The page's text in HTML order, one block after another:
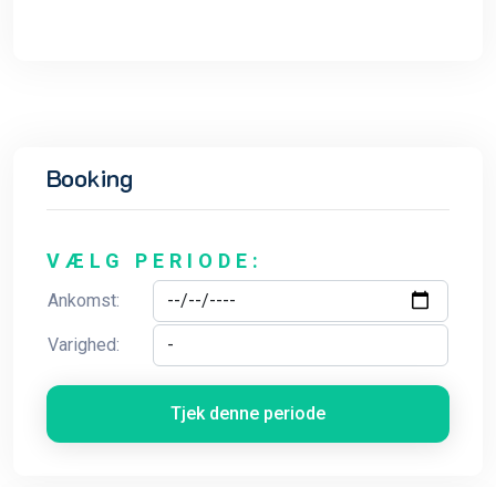
Booking
VÆLG PERIODE:
Ankomst:
Varighed:
Tjek denne periode